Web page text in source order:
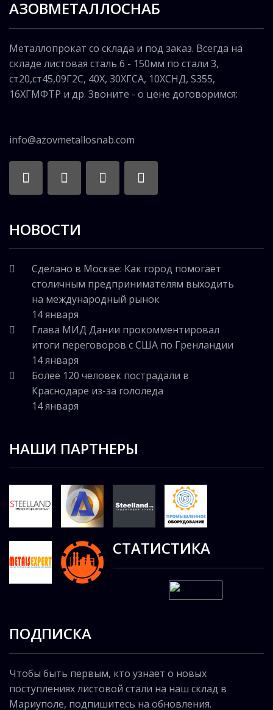
АЗОВМЕТАЛЛОСНАБ
Металлопрокат со склада и под заказ. Всегда на
складе листовая сталь 6 - 150мм по стали 3,
ст20,ст45,09Г2С, 40Х, 30ХГСА, 10ХСНД, S355,
16ХГМФТР и др. Звоните - о цене договоримся:
info@azovmetallosnab.com
НОВОСТИ
Сделано в Москве: Как город помогает
столичным предпринимателям выходить
на международный рынок
14 января
Глава МИД Дании прокомментировал
итоги переговоров с США по Гренландии
14 января
Более 120 человек пострадали в
Краснодаре из-за гололеда
14 января
НАШИ ПАРТНЕРЫ
СТАТИСТИКА
ПОДПИСКА
Чтобы быть первым, кто узнает о новых
поступлениях листовой стали на наш склад в
Мариуполе, подпишитесь на обновления.